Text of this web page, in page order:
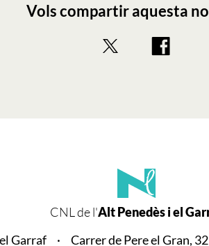
Vols compartir aquesta
CNL de l'Alt Penedès i el
Garraf
Carrer de Pere el Gran, 32